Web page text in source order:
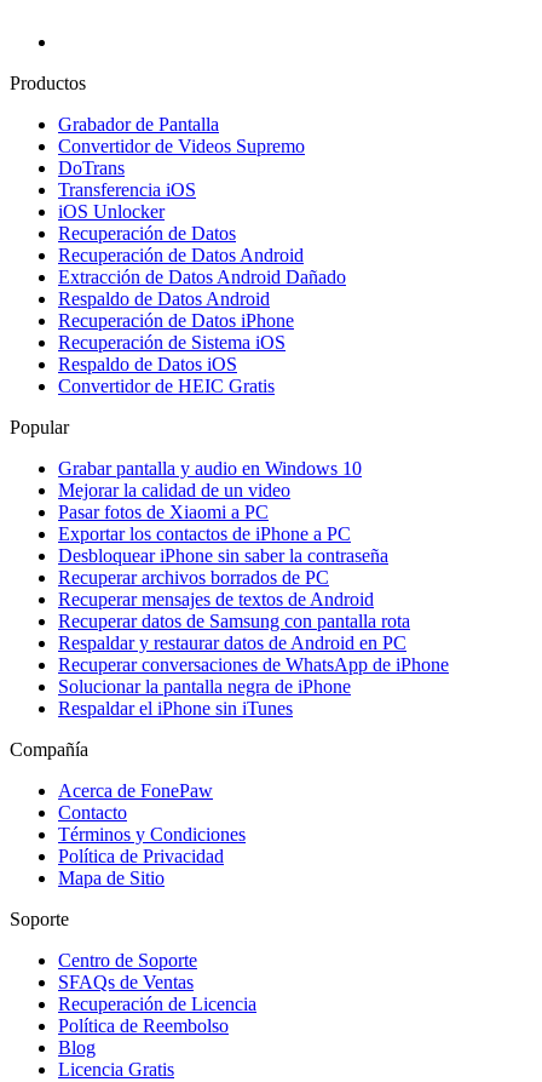
Productos
Grabador de Pantalla
Convertidor de Videos Supremo
DoTrans
Transferencia iOS
iOS Unlocker
Recuperación de Datos
Recuperación de Datos Android
Extracción de Datos Android Dañado
Respaldo de Datos Android
Recuperación de Datos iPhone
Recuperación de Sistema iOS
Respaldo de Datos iOS
Convertidor de HEIC Gratis
Popular
Grabar pantalla y audio en Windows 10
Mejorar la calidad de un video
Pasar fotos de Xiaomi a PC
Exportar los contactos de iPhone a PC
Desbloquear iPhone sin saber la contraseña
Recuperar archivos borrados de PC
Recuperar mensajes de textos de Android
Recuperar datos de Samsung con pantalla rota
Respaldar y restaurar datos de Android en PC
Recuperar conversaciones de WhatsApp de iPhone
Solucionar la pantalla negra de iPhone
Respaldar el iPhone sin iTunes
Compañía
Acerca de FonePaw
Contacto
Términos y Condiciones
Política de Privacidad
Mapa de Sitio
Soporte
Centro de Soporte
SFAQs de Ventas
Recuperación de Licencia
Política de Reembolso
Blog
Licencia Gratis